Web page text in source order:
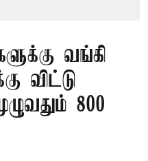
வங்கி
விட்டு
800